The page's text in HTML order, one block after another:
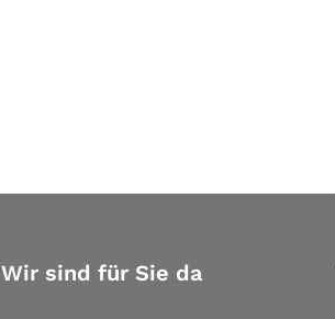
Wir sind für Sie da